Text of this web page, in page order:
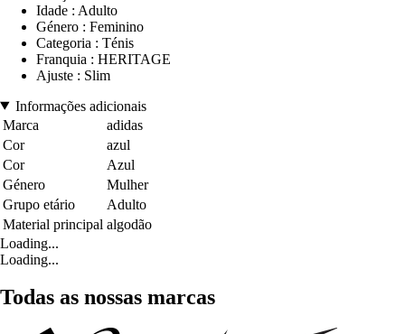
Idade : Adulto
Género : Feminino
Categoria : Ténis
Franquia : HERITAGE
Ajuste : Slim
Informações adicionais
Marca
adidas
Cor
azul
Cor
Azul
Género
Mulher
Grupo etário
Adulto
Material principal algodão
Loading...
Loading...
Todas as nossas marcas